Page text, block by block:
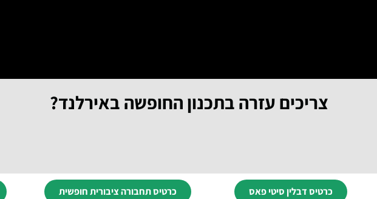
צריכים עזרה בתכנון החופשה באירלנד?
כרטיס דבלין סיטי פאס כרטיס תחבורה ציבורית חופשית